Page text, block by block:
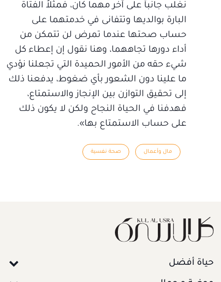
نغلب جانباً على آخر مهما كان، فمثلاً الفتاة
البارة بوالديها وتتفانى في خدمتهما على
حساب صحتها عندما تمرض لن تتمكن من
أداء دورها تجاههما، وهنا نقول إن إعطاء كل
شيء حقه من الأمور الحميدة التي تجعلنا نؤدي
ما علينا دون الشعور بأي ضغوط، يدفعنا ذلك
إلى تحقيق التوازن بين الإنجاز والاستمتاع،
فهدفنا في الحياة النجاح ولكن لا يكون ذلك
على حساب الاستمتاع بها».
مال وأعمال صحة نفسية
حياة أفضل